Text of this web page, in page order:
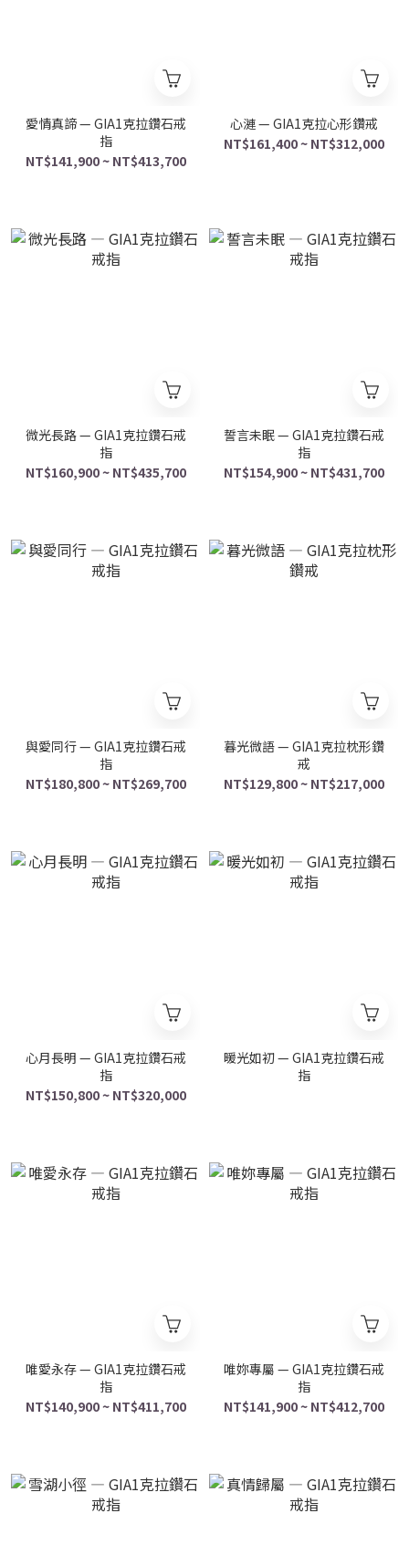
愛情真諦 — GIA1克拉鑽石戒
指
NT$141,900 ~ NT$413,700
心漣 — GIA1克拉心形鑽戒
NT$161,400 ~ NT$312,000
微光長路 — GIA1克拉鑽石戒
指
NT$160,900 ~ NT$435,700
誓言未眠 — GIA1克拉鑽石戒
指
NT$154,900 ~ NT$431,700
與愛同行 — GIA1克拉鑽石戒
指
NT$180,800 ~ NT$269,700
暮光微語 — GIA1克拉枕形鑽
戒
NT$129,800 ~ NT$217,000
心月長明 — GIA1克拉鑽石戒
指
NT$150,800 ~ NT$320,000
暖光如初 — GIA1克拉鑽石戒
指
唯愛永存 — GIA1克拉鑽石戒
指
NT$140,900 ~ NT$411,700
唯妳專屬 — GIA1克拉鑽石戒
指
NT$141,900 ~ NT$412,700